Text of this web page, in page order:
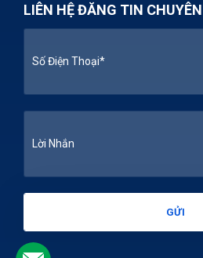
LIÊN HỆ ĐĂNG TIN